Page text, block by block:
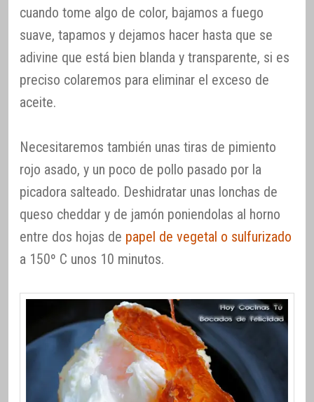
cuando tome algo de color, bajamos a fuego
suave, tapamos y dejamos hacer hasta que se
adivine que está bien blanda y transparente, si es
preciso colaremos para eliminar el exceso de
aceite.
Necesitaremos también unas tiras de pimiento
rojo asado, y un poco de pollo pasado por la
picadora salteado. Deshidratar unas lonchas de
queso cheddar y de jamón poniendolas al horno
entre dos hojas de papel de vegetal o sulfurizado
a 150º C unos 10 minutos.